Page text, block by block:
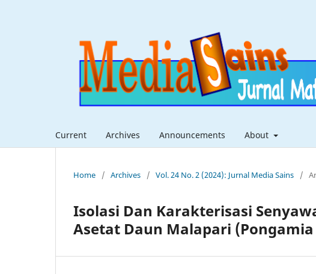
Current Archives Announcements About
Home / Archives / Vol. 24 No. 2 (2024): Jurnal Media Sains /
Isolasi Dan Karakterisasi
Asetat Daun Malapari